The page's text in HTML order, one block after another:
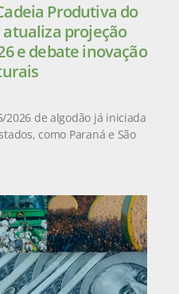
Produtiva do
projeção
e debate inovação
2026 de algodão já iniciada
como Paraná e São